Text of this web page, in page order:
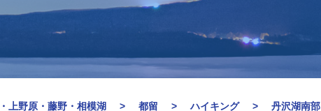
上野原・藤野・相模湖 都留 ハイキング 丹沢湖南部